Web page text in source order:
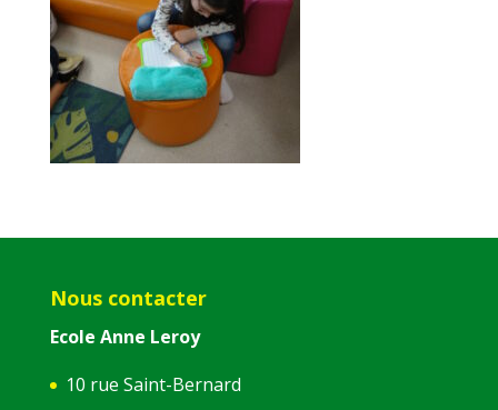
Nous contacter
Ecole Anne Leroy
10 rue Saint-Bernard